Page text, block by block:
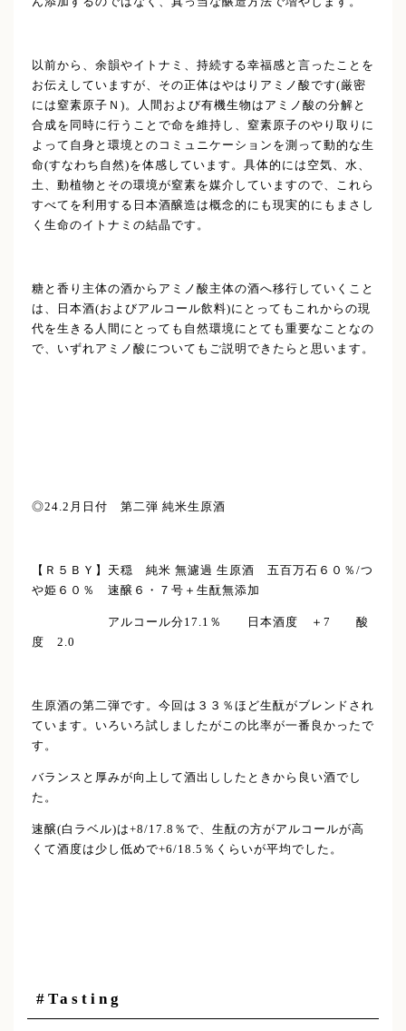
以前から、余韻やイトナミ、持続する幸福感と言ったことを
お伝えしていますが、その正体はやはりアミノ酸です(厳密
には窒素原子Ｎ)。人間および有機生物はアミノ酸の分解と
合成を同時に行うことで命を維持し、窒素原子のやり取りに
よって自身と環境とのコミュニケーションを測って動的な生
命(すなわち自然)を体感しています。具体的には空気、水、
土、動植物とその環境が窒素を媒介していますので、これら
すべてを利用する日本酒醸造は概念的にも現実的にもまさし
く生命のイトナミの結晶です。
糖と香り主体の酒からアミノ酸主体の酒へ移行していくこと
は、日本酒(およびアルコール飲料)にとってもこれからの現
代を生きる人間にとっても自然環境にとても重要なことなの
で、いずれアミノ酸についてもご説明できたらと思います。
◎24.2月日付 第二弾 純米生原酒
【Ｒ５ＢＹ】天穏 純米 無濾過 生原酒 五百万石６０％/つ
や姫６０％ 速醸６・７号＋生酛無添加
アルコール分17.1％ 日本酒度 ＋7 酸
度 2.0
生原酒の第二弾です。今回は３３％ほど生酛がブレンドされ
ています。いろいろ試しましたがこの比率が一番良かったで
す。
バランスと厚みが向上して酒出ししたときから良い酒でし
た。
速醸(白ラベル)は+8/17.8％で、生酛の方がアルコールが高
くて酒度は少し低めで+6/18.5％くらいが平均でした。
#Tasting